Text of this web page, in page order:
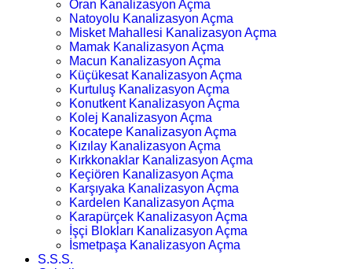
Oran Kanalizasyon Açma
Natoyolu Kanalizasyon Açma
Misket Mahallesi Kanalizasyon Açma
Mamak Kanalizasyon Açma
Macun Kanalizasyon Açma
Küçükesat Kanalizasyon Açma
Kurtuluş Kanalizasyon Açma
Konutkent Kanalizasyon Açma
Kolej Kanalizasyon Açma
Kocatepe Kanalizasyon Açma
Kızılay Kanalizasyon Açma
Kırkkonaklar Kanalizasyon Açma
Keçiören Kanalizasyon Açma
Karşıyaka Kanalizasyon Açma
Kardelen Kanalizasyon Açma
Karapürçek Kanalizasyon Açma
İşçi Blokları Kanalizasyon Açma
İsmetpaşa Kanalizasyon Açma
S.S.S.